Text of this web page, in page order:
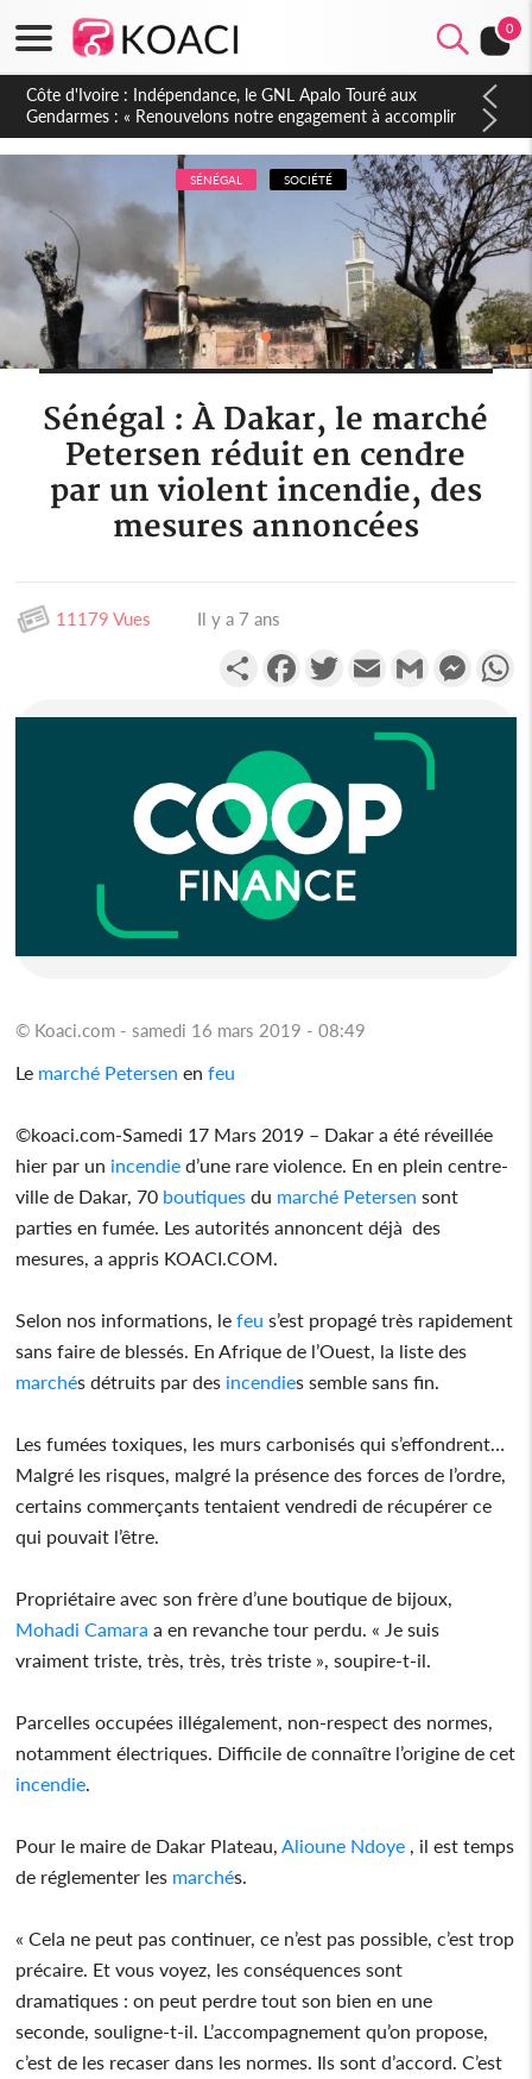
0
Sierra Leone : Un projet de réforme constitutionnelle en
gestation, points clés des amendements, un exclu d'avance
SÉNÉGAL SOCIÉTÉ
Sénégal : À Dakar, le marché
Petersen réduit en cendre
par un violent incendie, des
mesures annoncées
11179 Vues Il y a 7 ans
PartagerFacebookTwitterEmail Gmail
© Koaci.com - samedi 16 mars 2019 - 08:49
Le marché Petersen enfeu
©koaci.com-Samedi 17 Mars 2019 – Dakar a été réveillée
hier par un incendie d’une rare violence. En en plein centre-
ville de Dakar, 70 boutiques du marché Petersen sont
parties en fumée. Les autorités annoncent déjà des
mesures, a appris KOACI.COM.
Selon nos informations, lefeu s’est propagé très rapidement
sans faire de blessés. En Afrique de l’Ouest, la liste des
marchés détruits par des incendies semble sans fin.
Les fumées toxiques, les murs carbonisés qui s’effondrent…
Malgré les risques, malgré la présence des forces de l’ordre,
certains commerçants tentaient vendredi de récupérer ce
qui pouvait l’être.
Propriétaire avec son frère d’une boutique de bijoux,
Mohadi Camara a en revanche tour perdu. « Je suis
vraiment triste, très, très, très triste », soupire-t-il.
Parcelles occupées illégalement, non-respect des normes,
notamment électriques. Difficile de connaître l’origine de cet
incendie
Pour le maire de Dakar Plateau, Alioune Ndoye , il est temps
de réglementer les marchés.
« Cela ne peut pas continuer, ce n’est pas possible, c’est trop
précaire. Et vous voyez, les conséquences sont
dramatiques : on peut perdre tout son bien en une
seconde, souligne-t-il. L’accompagnement qu’on propose,
c’est de les recaser dans les normes. Ils sont d’accord. C’est